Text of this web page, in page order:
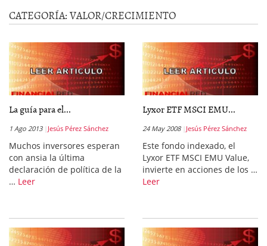
CATEGORÍA:VALOR/CRECIMIENTO
La guía para el...
1 Ago 2013 Jesús Pérez Sánchez
Muchos inversores esperan
con ansia la última
declaración de política de la
… Leer
Lyxor ETF MSCI EMU...
24 May 2008 Jesús Pérez Sánchez
Este fondo indexado, el
Lyxor ETF MSCI EMU Value,
invierte en acciones de los …
Leer